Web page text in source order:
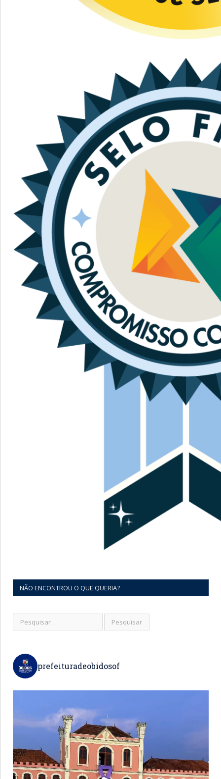
NÃO ENCONTROU O QUE QUERIA?
prefeituradeobidosof